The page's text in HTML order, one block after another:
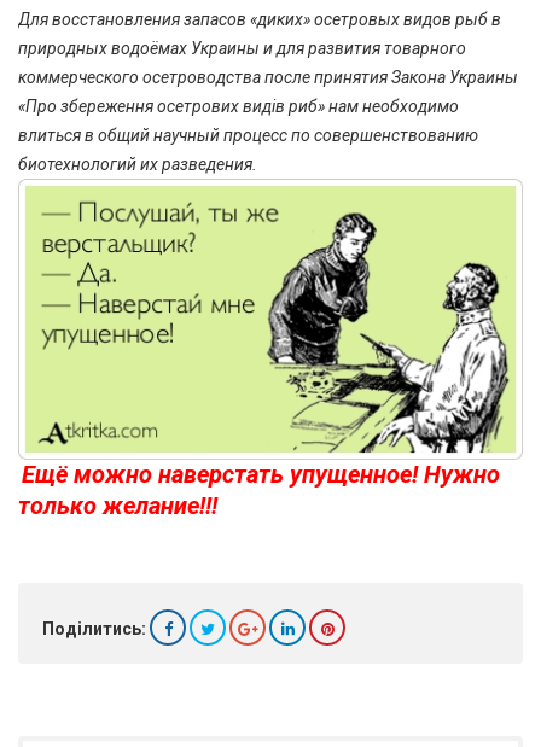
Для восстановления запасов «диких» осетровых видов рыб в
природных водоёмах Украины и для развития товарного
коммерческого осетроводства после принятия Закона Украины
«Про збереження осетрових видів риб» нам необходимо
влиться в общий научный процесс по совершенствованию
биотехнологий их разведения.
Ещё можно наверстать упущенное! Нужно
только желание!!!
Поділитись: